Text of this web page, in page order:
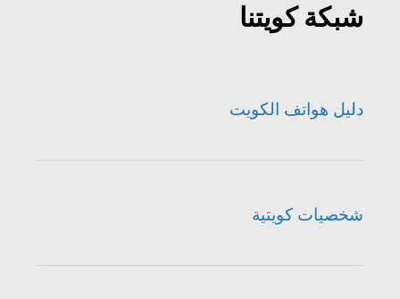
شبكة كويتنا
دليل هواتف الكويت
شخصيات كويتية